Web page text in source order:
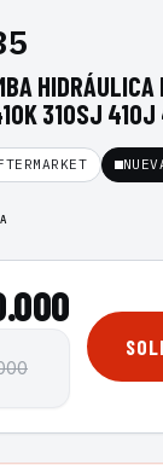
HIDRÁULICA
310SJ 410J